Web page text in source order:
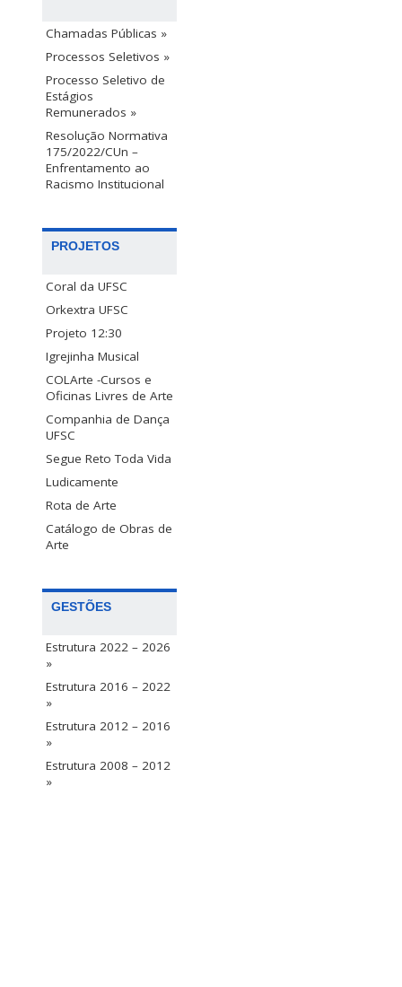
Chamadas Públicas »
Processos Seletivos »
Processo Seletivo de
Estágios
Remunerados »
Resolução Normativa
175/2022/CUn –
Enfrentamento ao
Racismo Institucional
PROJETOS
Coral da UFSC
Orkextra UFSC
Projeto 12:30
Igrejinha Musical
COLArte -Cursos e
Oficinas Livres de Arte
Companhia de Dança
UFSC
Segue Reto Toda Vida
Ludicamente
Rota de Arte
Catálogo de Obras de
Arte
GESTÕES
Estrutura 2022 – 2026
»
Estrutura 2016 – 2022
»
Estrutura 2012 – 2016
»
Estrutura 2008 – 2012
»